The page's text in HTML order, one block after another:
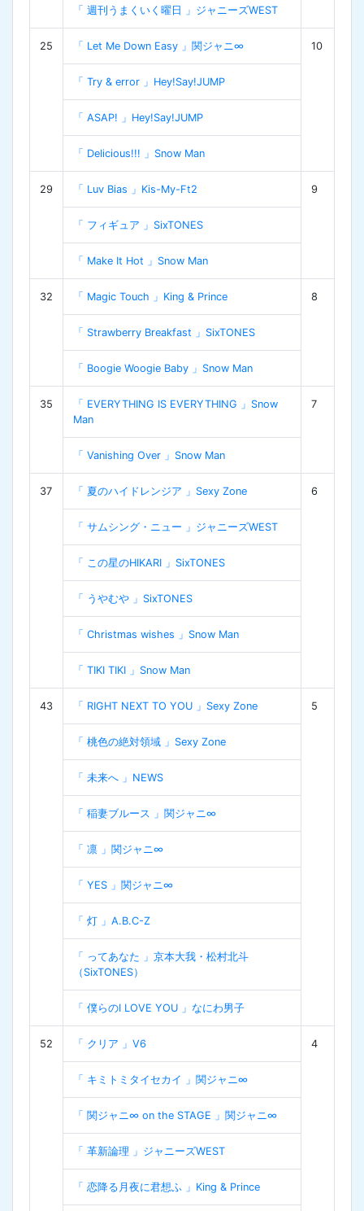
「 週刊うまくいく曜日 」ジャニーズWEST
25 「 Let Me Down Easy 」関ジャニ∞ 10
「 Try & error 」Hey!Say!JUMP
「 ASAP! 」Hey!Say!JUMP
「 Delicious!!! 」Snow Man
29 「 Luv Bias 」Kis-My-Ft2 9
「 フィギュア 」SixTONES
「 Make It Hot 」Snow Man
32 「 Magic Touch 」King & Prince 8
「 Strawberry Breakfast 」SixTONES
「 Boogie Woogie Baby 」Snow Man
35
「 EVERYTHING IS EVERYTHING 」Snow
Man
7
「 Vanishing Over 」Snow Man
37 「 夏のハイドレンジア 」Sexy Zone 6
「 サムシング・ニュー 」ジャニーズWEST
「 この星のHIKARI 」SixTONES
「 うやむや 」SixTONES
「 Christmas wishes 」Snow Man
「 TIKI TIKI 」Snow Man
43 「 RIGHT NEXT TO YOU 」Sexy Zone 5
「 桃色の絶対領域 」Sexy Zone
「 未来へ 」NEWS
「 稲妻ブルース 」関ジャニ∞
「 凛 」関ジャニ∞
「 YES 」関ジャニ∞
「 灯 」A.B.C-Z
「 ってあなた 」京本大我・松村北斗
（SixTONES）
「 僕らのI LOVE YOU 」なにわ男子
52 「 クリア 」V6 4
「 キミトミタイセカイ 」関ジャニ∞
「 関ジャニ∞ on the STAGE 」関ジャニ∞
「 革新論理 」ジャニーズWEST
「 恋降る月夜に君想ふ 」King & Prince